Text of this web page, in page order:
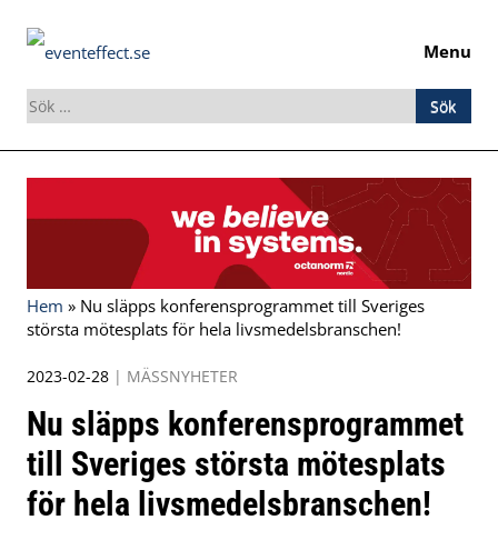
Menu
Sök
efter:
Hem » Nu släpps konferensprogrammet till Sveriges
största mötesplats för hela livsmedelsbranschen!
2023-02-28 | MÄSSNYHETER
Nu släpps konferensprogrammet
till Sveriges största mötesplats
för hela livsmedelsbranschen!